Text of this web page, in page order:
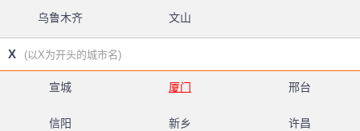
乌鲁木齐 文山
X (以X为开头的城市名)
宣城 厦门 邢台
信阳 新乡 许昌